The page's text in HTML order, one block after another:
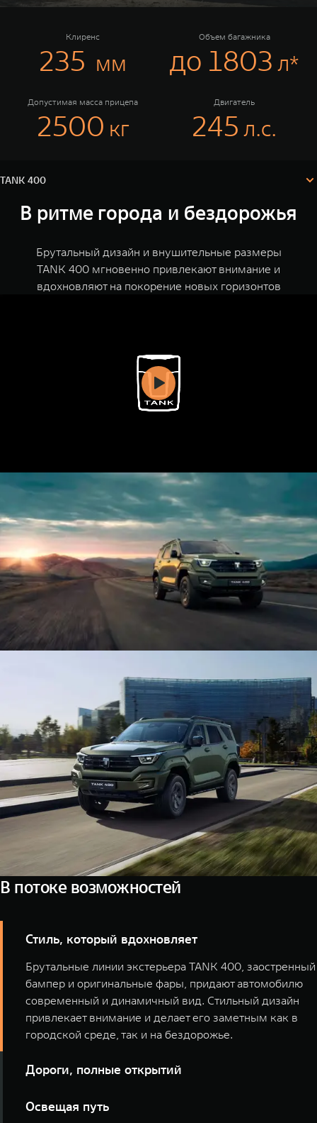
от 6 499 000 ₽ от 10 199
WEY 80
Масштаб возможностей
от 6 449 000 ₽
WEY 80
Масштаб
от 8 099
TANK Финансы
Корпоративным клиентам
TANK ФИНАНСЫ
TANK Кредит
TANK Лизинг
Сервис
Специальные предложения
Моторные масла
ЦИФРОВЫЕ СЕРВИСЫ TANK
Цифровые сервисы TANK
Клиренс
235 мм
Объем багажника
до 1803 л*
Допустимая масса прицепа
2500 кг
Двигатель
245 л.с.
TANK 400
TANK 400
В ритме города и бездорожья
Брутальный дизайн и внушительные размеры
TANK 400 мгновенно привлекают внимание и
вдохновляют на покорение новых горизонтов
В потоке возможностей
Стиль, который вдохновляет
Брутальные линии экстерьера TANK 400, заостренный
бампер и оригинальные фары, придают автомобилю
современный и динамичный вид. Стильный дизайн
привлекает внимание и делает его заметным как в
городской среде, так и на бездорожье.
Дороги, полные открытий
владельца и его стремление к свободе. Этот
Освещая путь